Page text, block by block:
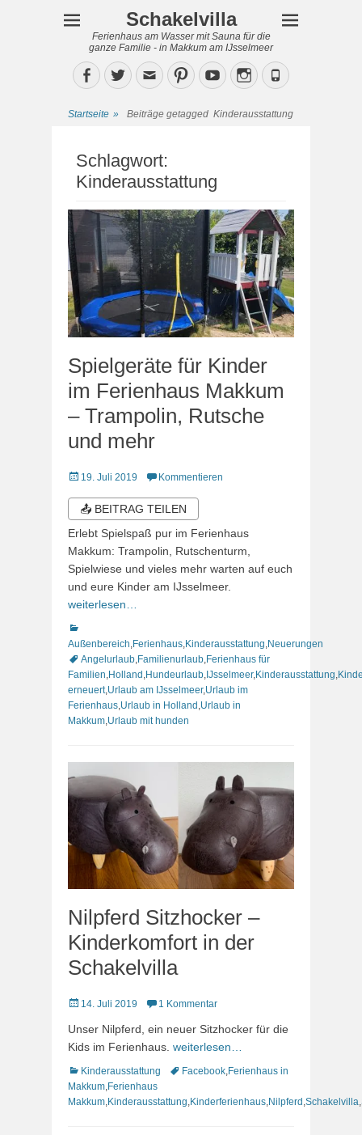
Schakelvilla
Ferienhaus am Wasser mit Sauna für die
ganze Familie - in Makkum am IJsselmeer
Facebook
TwitterEmailPinterestYouTubeInstagram
Phone
Startseite » Beiträge getagged Kinderausstattung
Schlagwort:
Kinderausstattung
Spielgeräte für Kinder
im Ferienhaus Makkum
– Trampolin, Rutsche
und mehr
Veröffentlicht
19. Juli 2019 Kommentieren
📤 BEITRAG TEILEN
Erlebt Spielspaß pur im Ferienhaus
Makkum: Trampolin, Rutschenturm,
Spielwiese und vieles mehr warten auf euch
und eure Kinder am IJsselmeer.
weiterlesen…
Kategorien
Außenbereich Ferienhaus Kinderausstattung Neuerungen
Schlagworte
Angelurlaub Familienurlaub Ferienhaus für
Familien Holland Hundeurlaub IJsselmeer, Kinderausstattung
erneuert, Urlaub am IJsselmeer, Urlaub im
Ferienhaus Urlaub in Holland Urlaub in
Makkum Urlaub mit hunden
Nilpferd Sitzhocker –
Kinderkomfort in der
Schakelvilla
Veröffentlicht
14. Juli 2019 1 Kommentar
Unser Nilpferd, ein neuer Sitzhocker für die
Kids im Ferienhaus. weiterlesen…
Kategorien
Kinderausstattung Schlagworte
Facebook,Ferienhaus in
Makkum,Ferienhaus
Makkum,Kinderausstattung,Kinderferienhaus,Nilpferd ,Schakelvilla,